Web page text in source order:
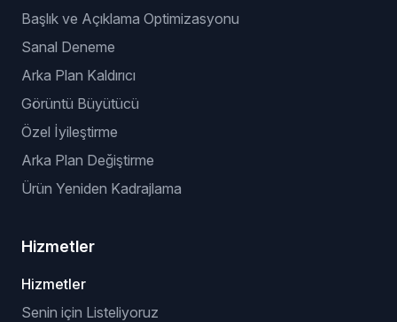
Başlık ve Açıklama Optimizasyonu
Sanal Deneme
Arka Plan Kaldırıcı
Görüntü Büyütücü
Özel İyileştirme
Arka Plan Değiştirme
Ürün Yeniden Kadrajlama
Hizmetler
Hizmetler
Senin için Listeliyoruz